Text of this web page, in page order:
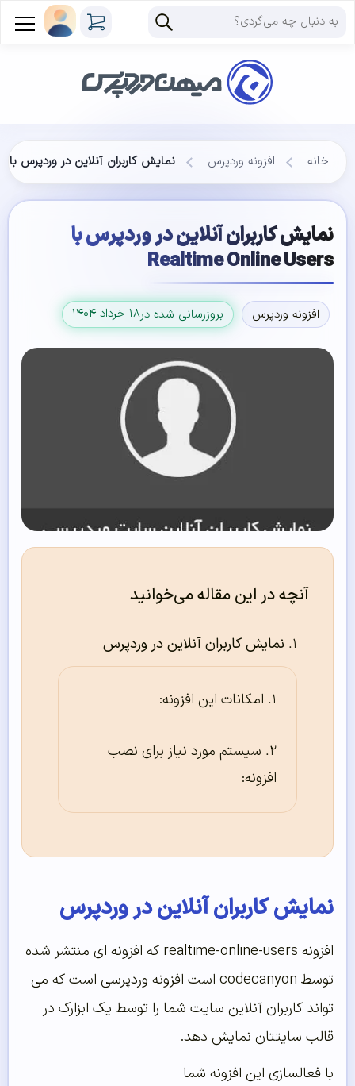
خانه افزونه وردپرس نمایش کاربران آنلاین در وردپرس با Realtime Online Users
نمایش کاربران آنلاین در وردپرس با
Realtime Online Users
افزونه وردپرس بروزرسانی شده در۱۸ خرداد ۱۴۰۴
آنچه در این مقاله می‌خوانید
نمایش کاربران آنلاین در وردپرس
امکانات این افزونه:
سیستم مورد نیاز برای نصب
افزونه:
نمایش کاربران آنلاین در وردپرس
افزونه realtime-online-users که افزونه ای منتشر شده
توسط codecanyon است افزونه وردپرسی است که می
تواند کاربران آنلاین سایت شما را توسط یک ابزارک در
قالب سایتتان نمایش دهد.
با فعالسازی این افزونه شما